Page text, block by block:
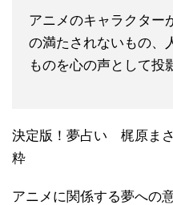
アニメのキャラクター
の満たされないもの、
ものを心の声として投
決定版！夢占い 梶原ま
粋
アニメに関係する夢への